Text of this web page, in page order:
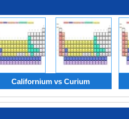
Californium vs Curium